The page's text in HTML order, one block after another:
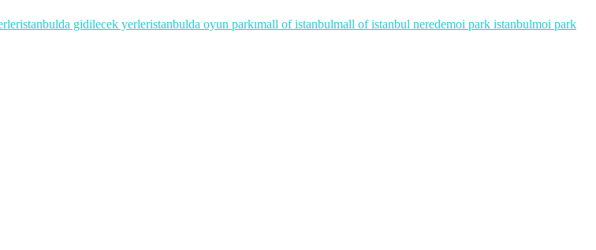
istanbulda gidilecek yerleristanbulda oyun parkımall of istanbulmall of istanbul neredemoi park istanbulmoi park